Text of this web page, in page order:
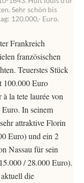
Sehr schön bis
120.000,- Euro.
Frankreich
französischen
Teuerstes Stück
100.000 Euro
la tete laurée von
In seinem
attraktive Florin
Euro) und ein 2
Nassau für sein
/ 28.000 Euro).
die